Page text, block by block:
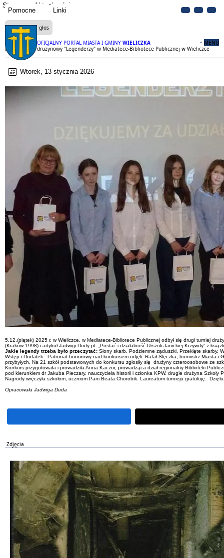
Pomocne Linki
OFICJALNY PORTAL MIASTA I GMINY WIELICZKA MENU
Strona Aktualności
Czytaj na głos
Drugi turniej drużynowy "Legenderzy" w Mediatece-Bibliotece Publicznej w Wieliczce
Wtorek, 13 stycznia 2026
5.12.(piątek) 2025 r. w Wieliczce, w Mediatece-Bibliotece Publicznej odbył się drugi turniej
(Kraków 1998) i artykuł Jadwigi Dudy pt. „Postać i działalność Urszuli Janickiej-Krzywdy” z
Jakie legendy trzeba było przeczytać: Słony skarb, Podziemne zaduszki, Przeklęte skarby,
Wstęp i Dodatek. Patronat honorowy nad konkursem odjęli: Rafał Ślęczka, burmistrz Miasta i
przybyłych. Na 21 szkół podstawowych do konkursu zgłosiły się drużyny czteroosobowe ze
Konkurs przygotowała i prowadziła Anna Kaczor, prowadząca dział regionalny Biblioteki
pod kierunkiem dr Jakuba Pieczary, nauczyciela historii i członka KPW, drugie drużyna
Nagrody wręczyła szkołom, uczniom Pani Beata Chorobik. Laureatom turnieju gratuluję.
Opracowała Jadwiga Duda
Zdjęcia